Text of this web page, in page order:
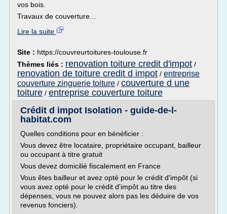
vos bois.
Travaux de couverture...
Lire la suite
Site : https://couvreurtoitures-toulouse.fr
Thèmes liés : renovation toiture credit d'impot /
renovation de toiture credit d impot / entreprise
couverture zinguerie toiture / couverture d une
toiture / entreprise couverture toiture
Crédit d impot Isolation - guide-de-l-
habitat.com
Quelles conditions pour en bénéficier :
Vous devez être locataire, propriétaire occupant, bailleur
ou occupant à titre gratuit
Vous devez domicilié fiscalement en France
Vous êtes bailleur et avez opté pour le crédit d'impôt (si
vous avez opté pour le crédit d'impôt au titre des
dépenses, vous ne pouvez alors pas les déduire de vos
revenus fonciers).